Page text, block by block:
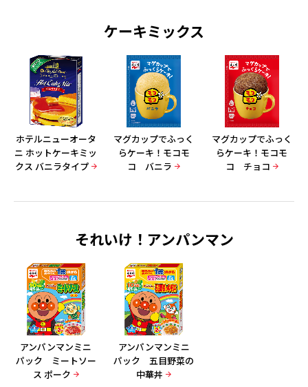
ケーキミックス
ホテルニューオータ
ニ ホットケーキミッ
クス バニラタイプ
マグカップでふっく
らケーキ！モコモ
コ バニラ
マグカップでふっく
らケーキ！モコモ
コ チョコ
それいけ！アンパンマン
アンパンマンミニ
パック ミートソー
ス ポーク
アンパンマンミニ
パック 五目野菜の
中華丼